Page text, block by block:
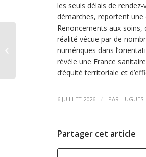
les seuls délais de
démarches, reportent
Renoncements aux
réalité vécue par de
numériques dans
révèle une France
d’équité territoriale et
6 JUILLET 2026 / PAR HUGUES
Partager cet article
Universitarisation